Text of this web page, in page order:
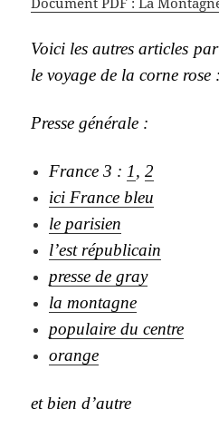
Voici les autres articles
le voyage de la corne rose :
Presse générale :
France 3 : 1,2
ici France bleu
le parisien
l’est républicain
presse de gray
la montagne
populaire du centre
orange
et bien d’autre